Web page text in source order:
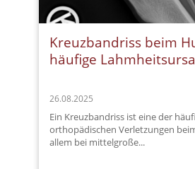
Kreuzbandriss beim
häufige
26.08.2025
Ein Kreuzbandriss ist eine der
orthopädischen Verletzungen
allem bei mittelgroße...